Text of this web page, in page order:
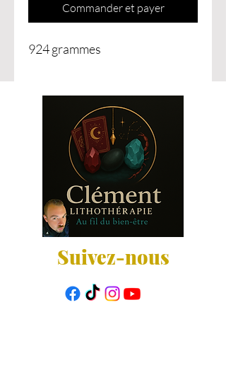
Commander et payer
924 grammes
Suivez-nous